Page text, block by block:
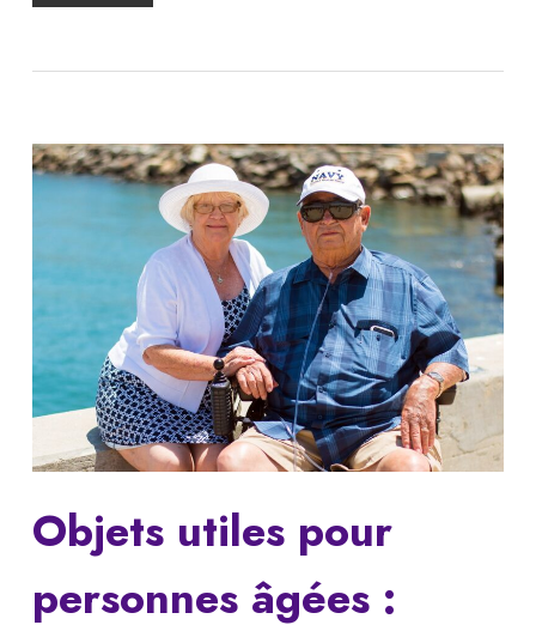
Objets utiles pour
personnes âgées :